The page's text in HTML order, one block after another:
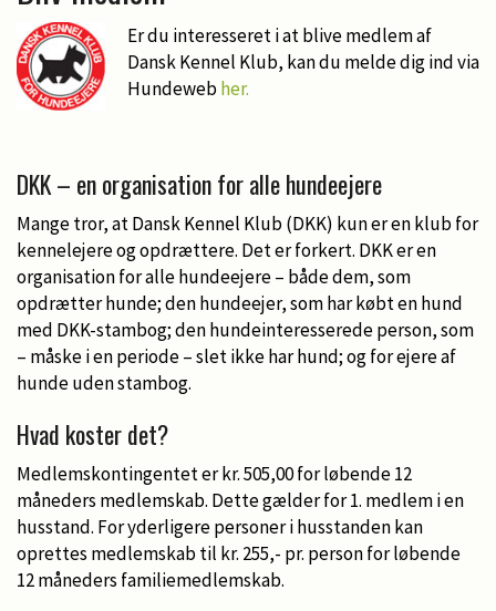
Er du interesseret i at blive medlem af
Dansk Kennel Klub, kan du melde dig ind via
Hundewebher.
DKK – en organisation for alle hundeejere
Mange tror, at Dansk Kennel Klub (DKK) kun er en klub for
kennelejere og opdrættere. Det er forkert. DKK er en
organisation for alle hundeejere – både dem, som
opdrætter hunde; den hundeejer, som har købt en hund
med DKK-stambog; den hundeinteresserede person, som
– måske i en periode – slet ikke har hund; og for ejere af
hunde uden stambog.
Hvad koster det?
Medlemskontingentet er kr. 505,00 for løbende 12
måneders medlemskab. Dette gælder for 1. medlem i en
husstand. For yderligere personer i husstanden kan
oprettes medlemskab til kr. 255,- pr. person for løbende
12 måneders familiemedlemskab.